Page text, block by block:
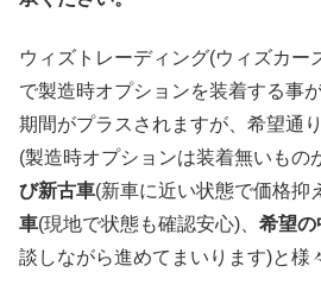
ウィズトレーディング(ウィズカー
で製造時オプションを装着する事
期間がプラスされますが、希望通り
(製造時オプションは装着無いもの
び新古車(新車に近い状態で価格抑
車(現地で状態も確認安心)、 希望の
談しながら進めてまいります)と様